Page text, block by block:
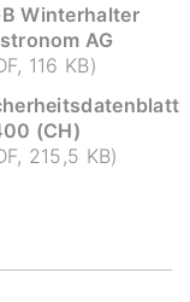
Winterhalter
AG
116 KB)
(CH)
215,5 KB)